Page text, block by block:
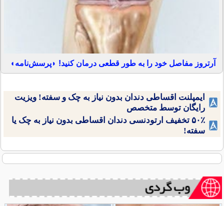
آرتروز مفاصل خود را به طور قطعی درمان کنید! ◗پرسش‌نامه◖
ایمپلنت اقساطی دندان بدون نیاز به چک و سفته! ویزیت
رایگان توسط متخصص
۵۰٪ تخفیف ارتودنسی دندان اقساطی بدون نیاز به چک یا
سفته!